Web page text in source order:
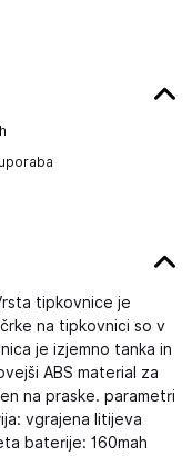
tipkovnice je
na tipkovnici so v
je izjemno tanka in
ABS material za
na praske. parametri
vgrajena litijeva
baterije: 160mah